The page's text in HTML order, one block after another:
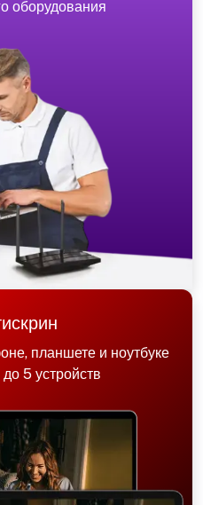
оборудования
планшете и ноутбуке
5 устройств